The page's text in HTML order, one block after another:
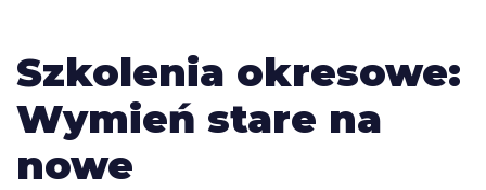
Szkolenia okresowe:
Wymień stare na
nowe